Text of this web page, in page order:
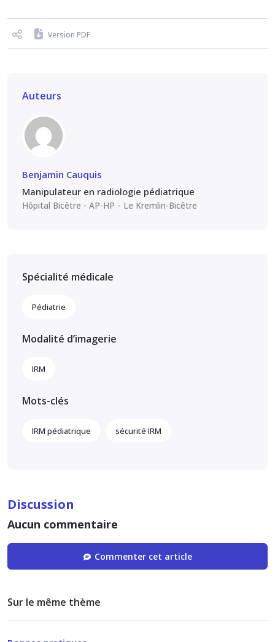
Version PDF
Auteurs
Benjamin Cauquis
Manipulateur en radiologie pédiatrique
Hôpital Bicêtre - AP-HP Le Kremlin-Bicêtre
Spécialité médicale
Pédiatrie
Modalité d’imagerie
IRM
Mots-clés
IRM pédiatrique sécurité IRM
Discussion
Aucun commentaire
Commenter cet article
Sur le même thème